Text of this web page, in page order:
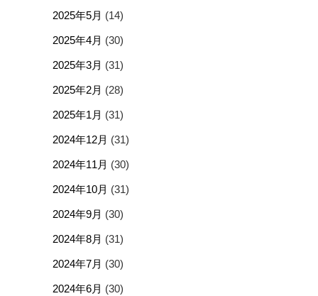
2025年5月 (14)
2025年4月 (30)
2025年3月 (31)
2025年2月 (28)
2025年1月 (31)
2024年12月 (31)
2024年11月 (30)
2024年10月 (31)
2024年9月 (30)
2024年8月 (31)
2024年7月 (30)
2024年6月 (30)